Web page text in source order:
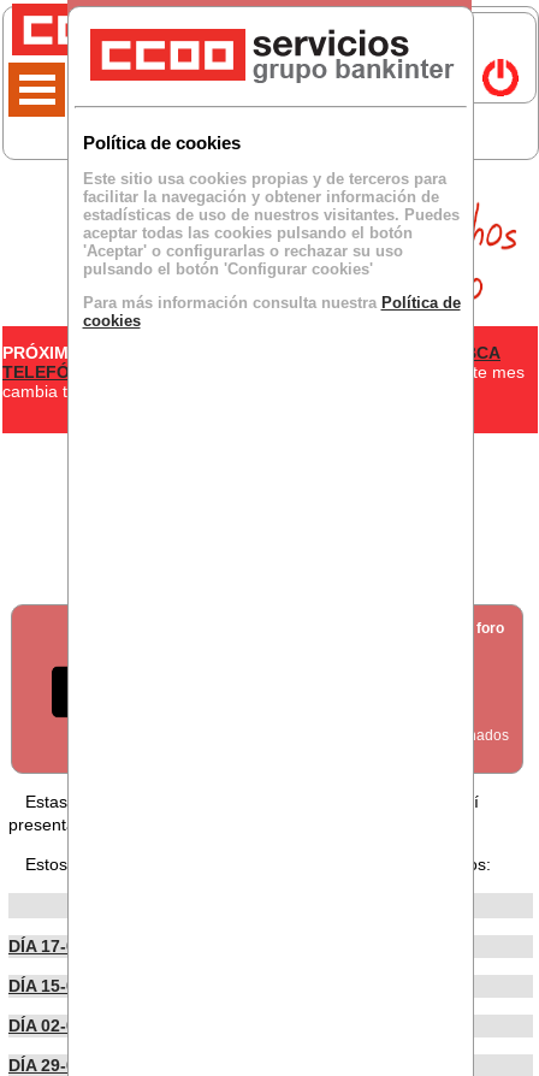
Política de cookies
Este sitio usa cookies propias y de terceros para
facilitar la navegación y obtener información de
estadísticas de uso de nuestros visitantes. Puedes
aceptar todas las cookies pulsando el botón
'Aceptar' o configurarlas o rechazar su uso
pulsando el botón 'Configurar cookies'
Para más información consulta nuestra Política de
cookies
PRÓXIMOS EVENTOS
JORNADA INTENSIVA EN AGOSTO BCA
TELEFÓNICA
- Si estás en el convenio de Contact Center, este mes
cambia tu jornada, es de 8:00 a 15:00...
crear nuevo foro
Estas en nuestra sección FORO, puedes leer los foros aquí
presentados o publicar uno
Estos son los últimos foros publicados por nuestros usuarios:
DÍA 17-06-2026
DÍA 15-06-2026
DÍA 02-06-2026
DÍA 29-05-2026